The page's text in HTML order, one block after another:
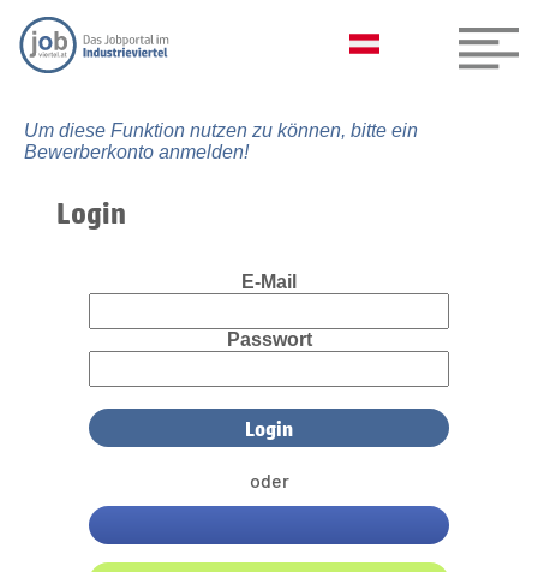
Um diese Funktion nutzen zu können, bitte ein
Bewerberkonto anmelden!
Login
E-Mail
Passwort
oder